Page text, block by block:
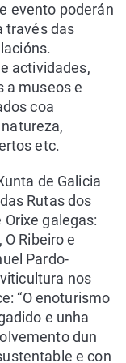
evento poderán
través das
actividades,
a museos e
coa
etc.
de Galicia
Rutas dos
galegas:
Ribeiro e
Pardo-
nos
“O enoturismo
e unha
dun
e con